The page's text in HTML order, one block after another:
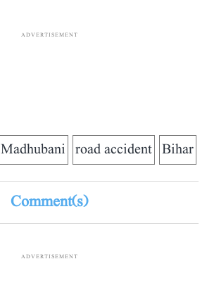
ADVERTISEMENT
Bihar
road accident
Madhubani
Comment(s)
ADVERTISEMENT